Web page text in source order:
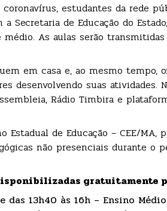
estudantes da rede
Secretaria de Educação do
As aulas serão
em casa e, ao mesmo tempo,
desenvolvendo suas atividades.
Rádio Timbira e
de Educação – CEE/
não presenciais durante o
gratuitamente
das 13h40 às 16h – Ensino Médio